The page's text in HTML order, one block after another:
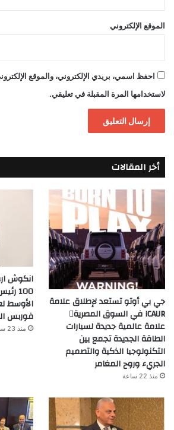
الموقع الإلكتروني
احفظ اسمي، بريدي الإلكتروني، والموقع
لاستخدامها المرة المقبلة في تعليقي.
أخر المقالات
جي بي أوتو تستعد لإطلاق علامة
iCAUR في السوق المصرية
علامة عالمية جديدة لسيارات
الطاقة الجديدة تجمع بين
التكنولوجيا الذكية والتصميم
الجريء وروح المغامر
منذ 22 ساعة
انكوش
100
فوربس
منذ 23 ساعة